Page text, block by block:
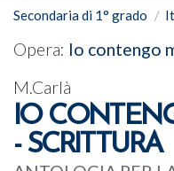
Secondaria di 1° grado
Opera: Io contengo
M.Carlà
IO
- SCRITTURA